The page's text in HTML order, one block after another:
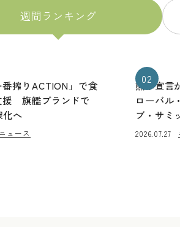
週間ランキング
搾りACTION」で食
援 旗艦ブランドで
化へ
ニュース
02
熊本宣言
ローバル
ブ・サミ
2026.07.27